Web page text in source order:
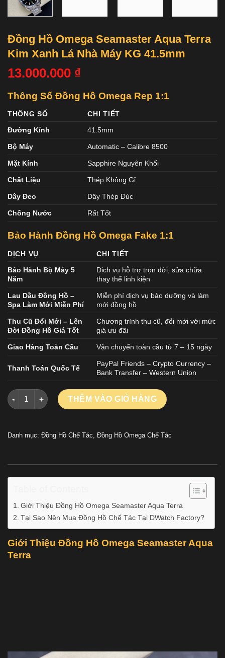
Đồng Hồ Omega Seamaster Aqua Terra
Kim Xanh Lá Nhà Máy KG 41.5mm
13.000.000 ₫
Thông Số Đồng Hồ Omega Rep 1:1
THÔNG SỐ
CHI TIẾT
Đường Kính
41.5mm
Bộ Máy Automatic – Calibre 8500
Mặt Kính Sapphire Nguyên Khối
Chất Liệu Thép Không Gỉ
Dây Đeo Dây Thép Đúc
Chống Nước Rất Tốt
Bảo Hành Đồng Hồ Omega Fake 1:1
DỊCH VỤ
CHI TIẾT
Bảo Hành Bộ Máy 5
Năm
Dịch vụ hỗ trợ trọn đời, sửa chữa
thay thế linh kiện
Lau Dầu Đồng Hồ –
Spa Làm Mới Miễn Phí
Miễn phí dịch vụ bảo dưỡng và làm
mới đồng hồ
Thu Cũ Đổi Mới – Lên
Đời Đồng Hồ Giá Tốt
Chương trình thu cũ, đổi mới với mức
giá ưu đãi
Giao Hàng Toàn Cầu Vận chuyển toàn cầu từ 7 – 15 ngày
Thanh Toán Quốc Tế
PayPal Friends – Crypto Currency –
Bank Transfer – Western Union
Đồng Hồ Omega Seamaster Aqua Terra Kim Xanh Lá Nhà Máy
THÊM VÀO GIỎ HÀNG
Danh mục: Đồng Hồ Chế Tác Đồng Hồ Omega Chế Tác
Giới Thiệu Đồng Hồ Omega Seamaster Aqua Terra
Tại Sao Nên Mua Đồng Hồ Chế Tác Tại DWatch Factory?
Giới Thiệu Đồng Hồ Omega Seamaster Aqua
Terra